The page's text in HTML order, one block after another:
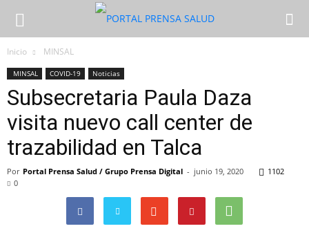
Inicio MINSAL
MINSAL COVID-19 Noticias
Subsecretaria Paula Daza
visita nuevo call center de
trazabilidad en Talca
Por Portal Prensa Salud / Grupo Prensa Digital - junio 19, 2020
1102
0